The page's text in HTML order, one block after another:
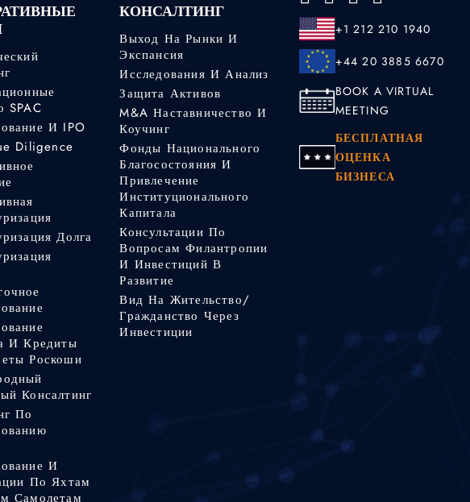
SPAC
И IPO
Diligence
Долга
И Кредиты
Роскоши
Консалтинг
По
И
По Яхтам
Самолетам
КОНСАЛТИНГ
Выход На Рынки И
Экспансия
Исследования И Анализ
Защита Активов
M&A Наставничество И
Коучинг
Фонды Национального
Благосостояния И
Привлечение
Институционального
Капитала
Консультации По
Вопросам Филантропии
И Инвестиций В
Развитие
Вид На Жительство/
Гражданство Через
Инвестиции
+1 212 210 1940
+44 20 3885 6670
BOOK A VIRTUAL
MEETING
БЕСПЛАТНАЯ
ОЦЕНКА
БИЗНЕСА